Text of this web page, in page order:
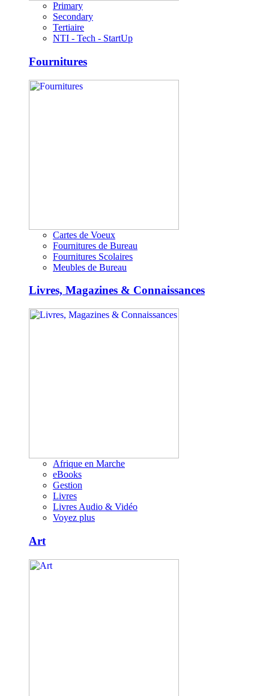
Primary
Secondary
Tertiaire
NTI - Tech - StartUp
Fournitures
Cartes de Voeux
Fournitures de Bureau
Fournitures Scolaires
Meubles de Bureau
Livres, Magazines & Connaissances
Afrique en Marche
eBooks
Gestion
Livres
Livres Audio & Vidéo
Voyez plus
Art